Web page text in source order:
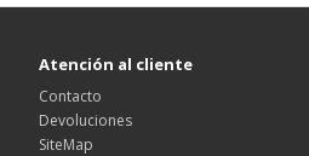
Atención al cliente
Contacto
Devoluciones
SiteMap